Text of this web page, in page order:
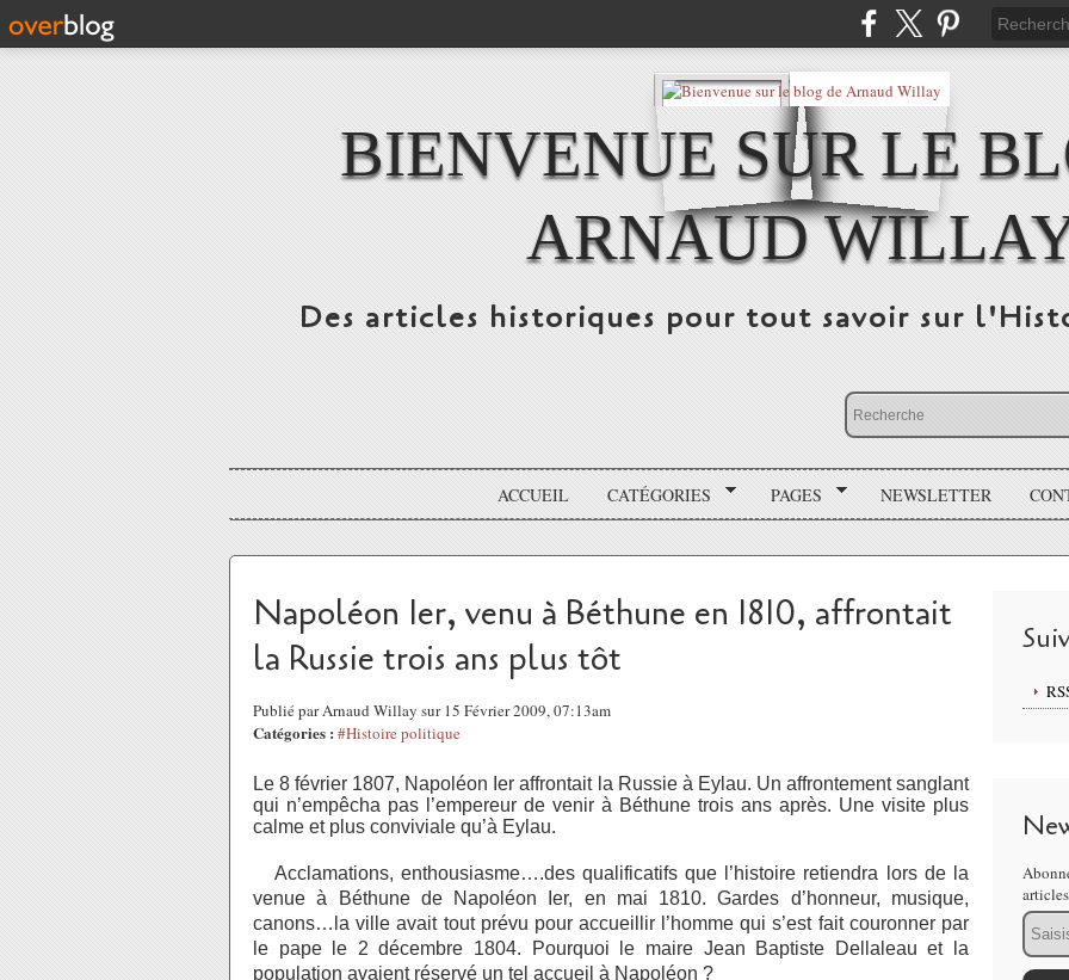
BIENVENUE SUR LE
ARNAUD
Des articles historiques pour tout savoir sur
ACCUEIL CATÉGORIES PAGES NEWSLETTER
Napoléon Ier, venu à Béthune en 1810, affrontait
la Russie trois ans plus tôt
Publié par Arnaud Willay sur 15 Février 2009, 07:13am
Catégories : #Histoire politique
Le 8 février 1807, Napoléon Ier affrontait la Russie à Eylau. Un affrontement sanglant
qui n’empêcha pas l’empereur de venir à Béthune trois ans après. Une visite plus
calme et plus conviviale qu’à Eylau.
Acclamations, enthousiasme….des qualificatifs que l’histoire retiendra lors de la
venue à Béthune de Napoléon Ier, en mai 1810. Gardes d’honneur, musique,
canons…la ville avait tout prévu pour accueillir l’homme qui s’est fait couronner par
le pape le 2 décembre 1804. Pourquoi le maire Jean Baptiste Dellaleau et la
population avaient réservé un tel accueil à Napoléon ?
Email